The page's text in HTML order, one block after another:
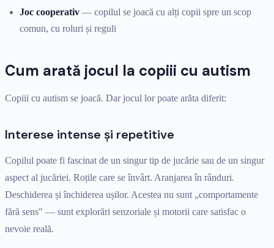
Joc cooperativ — copilul se joacă cu alți copii spre un scop
comun, cu roluri și reguli
Cum arată jocul la copiii cu autism
Copiii cu autism se joacă. Dar jocul lor poate arăta diferit:
Interese intense și repetitive
Copilul poate fi fascinat de un singur tip de jucărie sau de un singur
aspect al jucăriei. Roțile care se învârt. Aranjarea în rânduri.
Deschiderea și închiderea ușilor. Acestea nu sunt „comportamente
fără sens" — sunt explorări senzoriale și motorii care satisfac o
nevoie reală.